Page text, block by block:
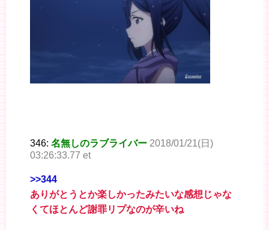
346: 名無しのラブライバー 2018/01/21(日)
03:26:33.77 et
>>344
ありがとうとか楽しかったみたいな感想じゃな
くてほとんど謝罪リプなのが辛いね